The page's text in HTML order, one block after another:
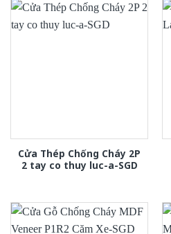
Cửa Thép Chống Cháy 2P
2 tay co thuy luc-a-SGD